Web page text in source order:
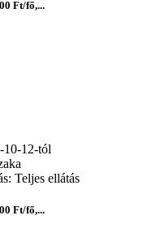
Ft/fő,...
10-12-tól
Teljes ellátás
Ft/fő,...